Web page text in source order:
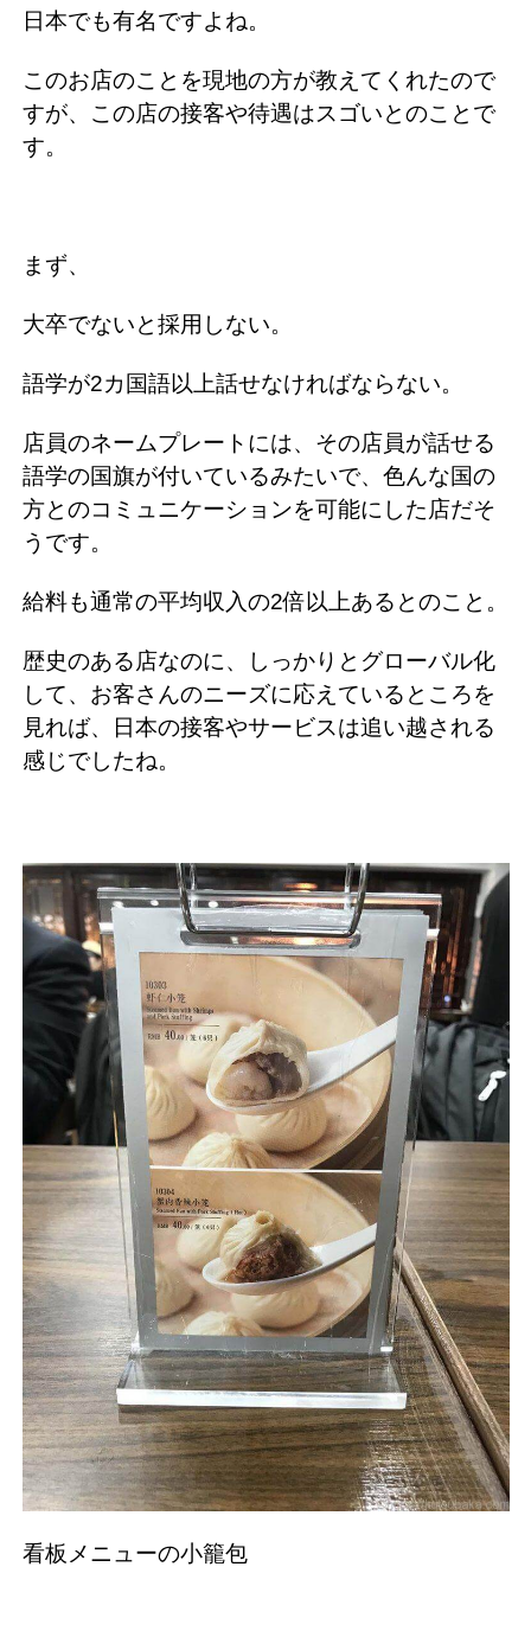
日本でも有名ですよね。
このお店のことを現地の方が教えてくれたので
すが、この店の接客や待遇はスゴいとのことで
す。
まず、
大卒でないと採用しない。
語学が2カ国語以上話せなければならない。
店員のネームプレートには、その店員が話せる
語学の国旗が付いているみたいで、色んな国の
方とのコミュニケーションを可能にした店だそ
うです。
給料も通常の平均収入の2倍以上あるとのこと。
歴史のある店なのに、しっかりとグローバル化
して、お客さんのニーズに応えているところを
見れば、日本の接客やサービスは追い越される
感じでしたね。
看板メニューの小籠包